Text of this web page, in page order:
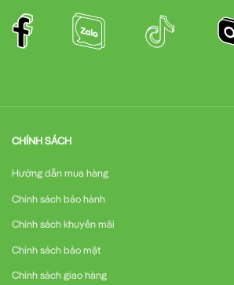
CHÍNH SÁCH
Hướng dẫn mua hàng
Chính sách bảo hành
Chính sách khuyến mãi
Chính sách bảo mật
Chính sách giao hàng